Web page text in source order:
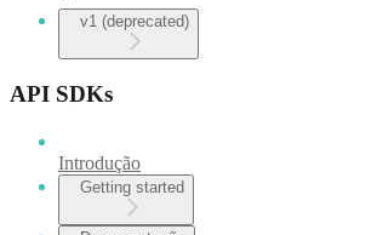
v1 (deprecated)
API SDKs
Introdução
Getting started